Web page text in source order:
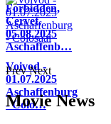
Forbidden,
Cervet,
05.08.2025
Aschaffenb…
Voivod -
01.07.2025
Aschaffenburg
- Colo…
Prev Next
Movie News